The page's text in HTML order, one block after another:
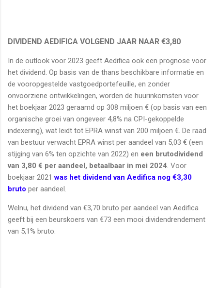
DIVIDEND AEDIFICA VOLGEND JAAR NAAR €3,80
In de outlook voor 2023 geeft Aedifica ook een prognose voor
het dividend. Op basis van de thans beschikbare informatie en
de vooropgestelde vastgoedportefeuille, en zonder
onvoorziene ontwikkelingen, worden de huurinkomsten voor
het boekjaar 2023 geraamd op 308 miljoen € (op basis van een
organische groei van ongeveer 4,8% na CPI-gekoppelde
indexering), wat leidt tot EPRA winst van 200 miljoen €. De raad
van bestuur verwacht EPRA winst per aandeel van 5,03 € (een
stijging van 6% ten opzichte van 2022) en een brutodividend
van 3,80 € per aandeel, betaalbaar in mei 2024 . Voor
boekjaar 2021was het dividend van Aedifica nog €3,30
bruto per aandeel.
Welnu, het dividend van €3,70 bruto per aandeel van Aedifica
geeft bij een beurskoers van €73 een mooi dividendrendement
van 5,1% bruto.